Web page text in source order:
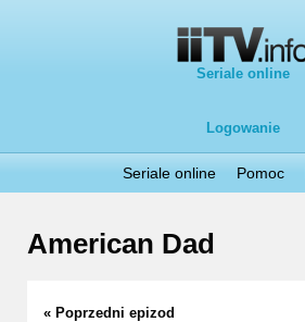
Seriale online
Logowanie
Seriale online Pomoc
American Dad
« Poprzedni epizod